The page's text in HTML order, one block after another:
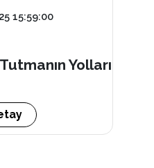
15:59:00
Yolları